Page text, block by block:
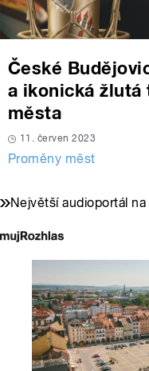
České
a ikonická žlutá
města
11. červen 2023
Proměny měst
Největší audioportál